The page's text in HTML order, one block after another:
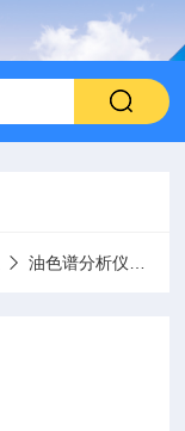
油色谱分析仪